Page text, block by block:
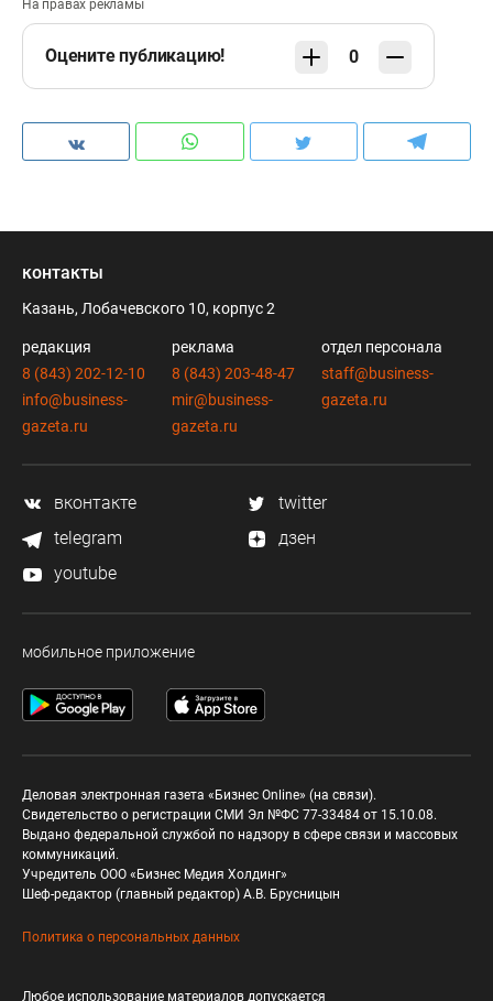
На правах рекламы
Оцените публикацию! 0
контакты
Казань, Лобачевского 10, корпус 2
редакция
8 (843) 202-12-10
info@business-
gazeta.ru
реклама
8 (843) 203-48-47
mir@business-
gazeta.ru
отдел персонала
staff@business-
gazeta.ru
вконтакте
twitter
telegram
дзен
youtube
мобильное приложение
Деловая электронная газета «Бизнес Online» (на связи).
Свидетельство о регистрации СМИ Эл №ФС 77-33484 от 15.10.08.
Выдано федеральной службой по надзору в сфере связи и массовых
коммуникаций.
Учредитель ООО «Бизнес Медия Холдинг»
Шеф-редактор (главный редактор) А.В. Брусницын
Политика о персональных данных
Любое использование материалов допускается